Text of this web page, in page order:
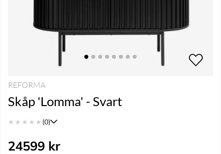
REFORMA
Skåp 'Lomma' - Svart
★ ★ ★ ★ ★ (0)
24599 kr